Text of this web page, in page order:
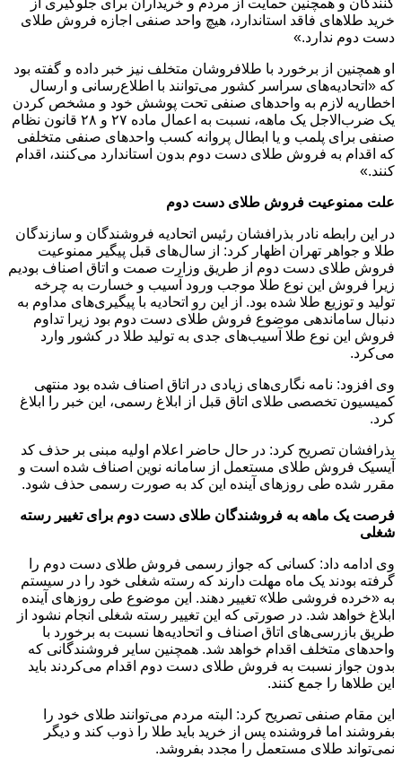
خرید طلاهای فاقد استاندارد، هیچ واحد صنفی اجازه فروش طلای
دست دوم ندارد.»
او همچنین از برخورد با طلافروشان متخلف نیز خبر داده و گفته بود
که «اتحادیه‌های سراسر کشور می‌توانند با اطلاع‌رسانی و ارسال
اخطاریه لازم به واحدهای صنفی تحت پوشش خود و مشخص کردن
یک ضرب‌الاجل یک ماهه، نسبت به اعمال ماده ۲۷ و ۲۸ قانون نظام
صنفی برای پلمب و یا ابطال پروانه کسب واحدهای صنفی متخلفی
که اقدام به فروش طلای دست دوم بدون استاندارد می‌کنند، اقدام
کنند.»
علت ممنوعیت فروش طلای دست دوم
در این رابطه نادر بذرافشان رئیس اتحادیه فروشندگان و سازندگان
طلا و جواهر تهران اظهار کرد: از سال‌های قبل پیگیر ممنوعیت
فروش طلای دست دوم از طریق وزارت صمت و اتاق اصناف بودیم
زیرا فروش این نوع طلا موجب ورود آسیب و خسارت به چرخه
تولید و توزیع طلا شده بود. از این رو اتحادیه با پیگیری‌های مداوم به
دنبال ساماندهی موضوع فروش طلای دست دوم بود زیرا تداوم
فروش این نوع طلا آسیب‌های جدی به تولید طلا در کشور وارد
می‌کرد.
وی افزود: نامه نگاری‌های زیادی در اتاق اصناف شده بود منتهی
کمیسیون تخصصی طلای اتاق قبل از ابلاغ رسمی، این خبر را ابلاغ
کرد.
بذرافشان تصریح کرد: در حال حاضر اعلام اولیه مبنی بر حذف کد
آیسیک فروش طلای مستعمل از سامانه نوین اصناف شده است و
مقرر شده طی روزهای آینده این کد به صورت رسمی حذف شود.
فرصت یک ماهه به فروشندگان طلای دست دوم برای تغییر رسته
شغلی
وی ادامه داد: کسانی که جواز رسمی فروش طلای دست دوم را
گرفته بودند یک ماه مهلت دارند که رسته شغلی خود را در سیستم
به «خرده فروشی طلا» تغییر دهند. این موضوع طی روزهای آینده
ابلاغ خواهد شد. در صورتی که این تغییر رسته شغلی انجام نشود از
طریق بازرسی‌های اتاق اصناف و اتحادیه‌ها نسبت به برخورد با
واحدهای متخلف اقدام خواهد شد. همچنین سایر فروشندگانی که
بدون جواز نسبت به فروش طلای دست دوم اقدام می‌کردند باید
این طلاها را جمع کنند.
این مقام صنفی تصریح کرد: البته مردم می‌توانند طلای خود را
بفروشند اما فروشنده پس از خرید باید طلا را ذوب کند و دیگر
نمی‌تواند طلای مستعمل را مجدد بفروشد.